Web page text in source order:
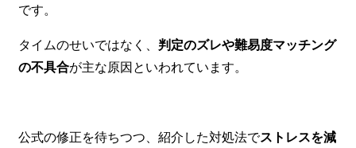
です。
タイムのせいではなく、 判定のズレや難易度マッチング
の不具合が主な原因といわれています。
公式の修正を待ちつつ、紹介した対処法でストレスを減